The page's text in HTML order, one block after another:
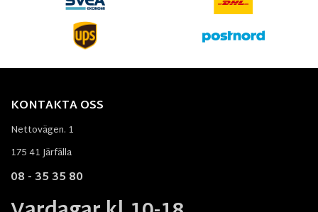
KONTAKTA OSS
Nettovägen. 1
175 41 Järfälla
08 - 35 35 80